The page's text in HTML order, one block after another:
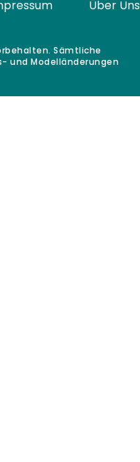
Sämtliche
und Modelländerungen
Über Uns